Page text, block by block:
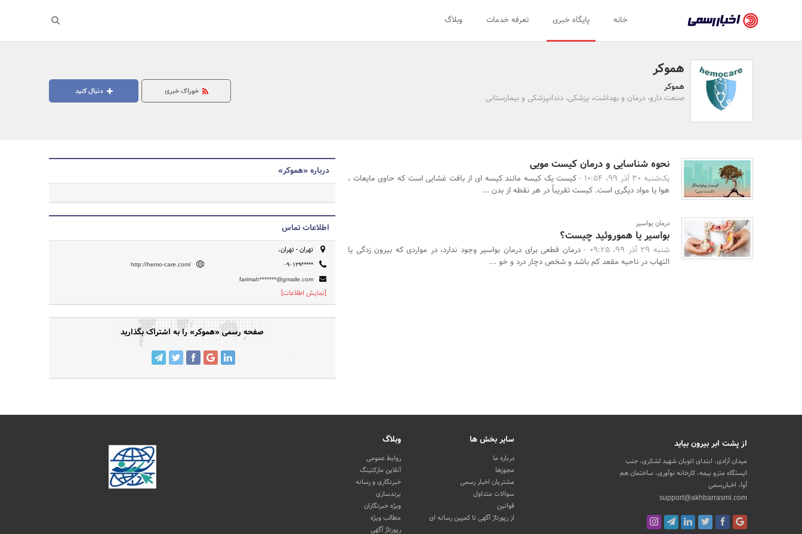
رسمی
اخبار
تایید
سازمان‌ها
و
روابط
عمومی‌ها
خانه پایگاه خبری تعرفه خدمات وبلاگ
جستجو
هموکر
هموکر
صنعت دارو، درمان و بهداشت، پزشکی، دندانپزشکی و بیمارستانی
دنبال کنید خوراک خبری
نحوه شناسایی و درمان کیست مویی
یک‌شنبه 30 آذر 99، 10:54 -
کیست یک کیسه مانند کیسه ای از بافت غشایی است که حاوی مایعات ،
هوا یا مواد دیگری است. کیست تقریباً در هر نقطه از بدن ...
درمان بواسیر
بواسیر یا هموروئید چیست؟
شنبه 29 آذر 99، 09:25 -
درمان قطعی برای درمان بواسیر وجود ندارد، در مواردی که بیرون زدگی یا
التهاب در ناحیه مقعد کم باشد و شخص دچار درد و خو ...
درباره «هموکر»
اطلاعات تماس
تهران - تهران،
۰۹۰۱۲۹***** http://hemo-care.com/
farimah*******@gmaile.com
[نمایش اطلاعات]
صفحه رسمی «هموکر» را به اشتراک بگذارید
از پشت ابر بیرون بیاید
میدان آزادی، ابتدای اتوبان شهید لشکری، جنب
ایستگاه مترو بیمه، کارخانه نوآوری، ساختمان هم
آوا، اخباررسمی
support@akhbarrasmi.com
سایر بخش ها
درباره ما
مجوزها
مشتریان اخبار رسمی
سوالات متداول
قوانین
از رپورتاژ آگهی تا کمپین رسانه ای
وبلاگ
روابط عمومی
آنلاین مارکتینگ
خبرنگاری و رسانه
برندسازی
ویژه خبرنگاران
مطالب ویژه
رپورتاژ آگهی